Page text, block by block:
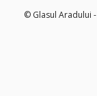
© Glasul Aradului